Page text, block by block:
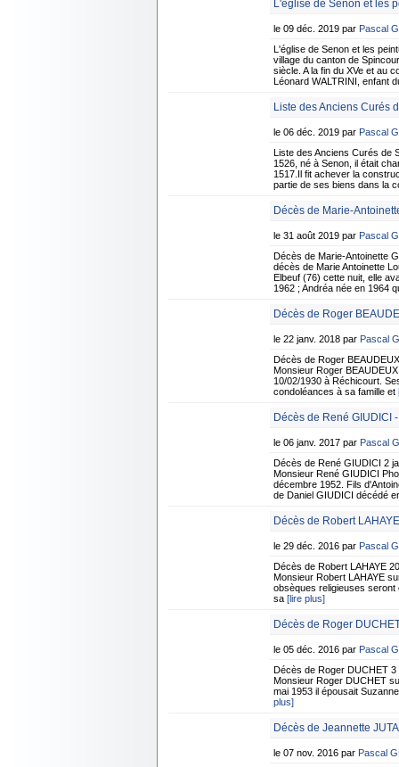
L'église de Senon et les
le 09 déc. 2019 par Pascal
L'église de Senon et les
village du canton de
siècle. A la fin du XVe et au
Léonard WALTRINI, enfant
Liste des Anciens Curés
le 06 déc. 2019 par Pascal
Liste des Anciens Curés de
1526, né à Senon, il était
1517.Il fit achever la
partie de ses biens dans la
Décès de Marie-
le 31 août 2019 par Pascal
Décès de Marie-Antoinette
décès de Marie Antoinette
Elbeuf (76) cette nuit, elle
1962 ; Andréa née en 1964
Décès de Roger
le 22 janv. 2018 par Pascal
Décès de Roger
Monsieur Roger
10/02/1930 à Réchicourt.
condoléances à sa famille et
Décès de René GIUDICI
le 06 janv. 2017 par Pascal
Décès de René GIUDICI 2
Monsieur René GIUDICI
décembre 1952. Fils
de Daniel GIUDICI décédé
Décès de Robert
le 29 déc. 2016 par Pascal
Décès de Robert LAHAYE
Monsieur Robert LAHAYE
obsèques religieuses seront
sa [lire plus]
Décès de Roger
le 05 déc. 2016 par Pascal
Décès de Roger DUCHET
Monsieur Roger DUCHET
mai 1953 il épousait
plus]
Décès de Jeannette
le 07 nov. 2016 par Pascal